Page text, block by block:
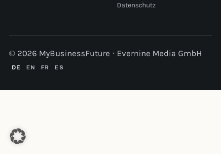
Datenschutz
© 2026 MyBusinessFuture · Evernine Media GmbH
DE EN FR ES